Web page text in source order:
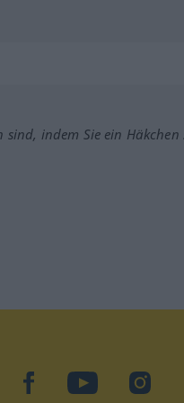
sind, indem Sie ein Häkchen
facebookYouTube